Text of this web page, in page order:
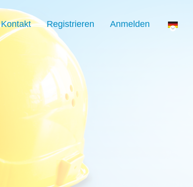
Kontakt Registrieren Anmelden